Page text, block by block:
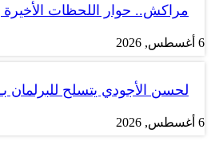
مراكش.. حوار اللحظات
6 أغسطس, 2026
لحسن الأجودي يتسلح
6 أغسطس, 2026